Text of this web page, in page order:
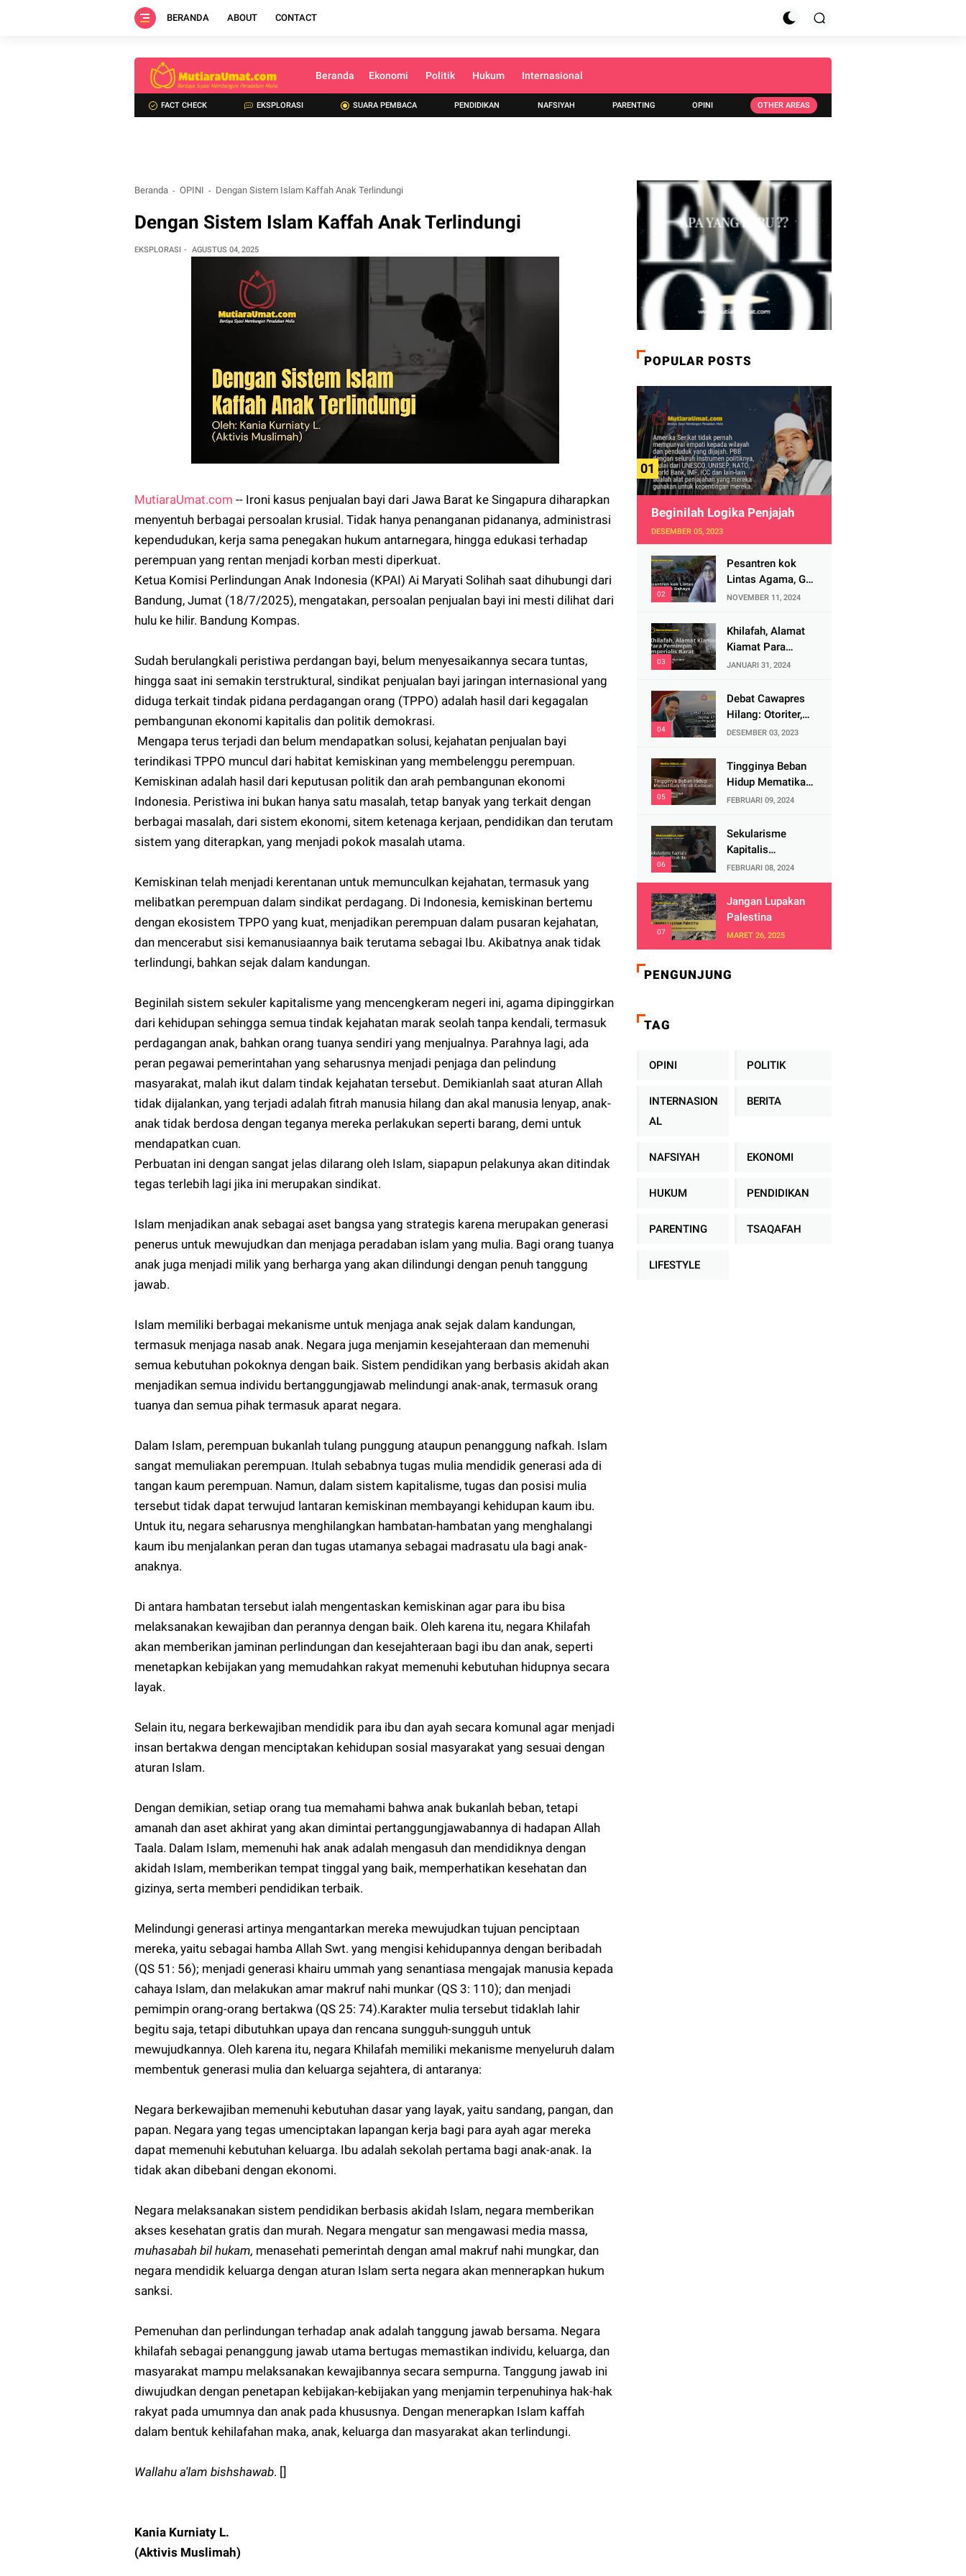
BERANDA ABOUT CONTACT
Beranda Ekonomi Politik Hukum Internasional
FACT CHECK EKSPLORASI SUARA PEMBACA PENDIDIKAN NAFSIYAH PARENTING OPINI OTHER AREAS
Beranda OPINI Dengan Sistem Islam Kaffah Anak Terlindungi
Dengan Sistem Islam Kaffah Anak Terlindungi
EKSPLORASI AGUSTUS 04, 2025
MutiaraUmat.com -- Ironi kasus penjualan bayi dari Jawa Barat ke Singapura diharapkan
menyentuh berbagai persoalan krusial. Tidak hanya penanganan pidananya, administrasi
kependudukan, kerja sama penegakan hukum antarnegara, hingga edukasi terhadap
perempuan yang rentan menjadi korban mesti diperkuat.
Ketua Komisi Perlindungan Anak Indonesia (KPAI) Ai Maryati Solihah saat dihubungi dari
Bandung, Jumat (18/7/2025), mengatakan, persoalan penjualan bayi ini mesti dilihat dari
hulu ke hilir. Bandung Kompas.
Sudah berulangkali peristiwa perdangan bayi, belum menyesaikannya secara tuntas,
hingga saat ini semakin terstruktural, sindikat penjualan bayi jaringan internasional yang
diduga terkait tindak pidana perdagangan orang (TPPO) adalah hasil dari kegagalan
pembangunan ekonomi kapitalis dan politik demokrasi.
Mengapa terus terjadi dan belum mendapatkan solusi, kejahatan penjualan bayi
terindikasi TPPO muncul dari habitat kemiskinan yang membelenggu perempuan.
Kemiskinan adalah hasil dari keputusan politik dan arah pembangunan ekonomi
Indonesia. Peristiwa ini bukan hanya satu masalah, tetap banyak yang terkait dengan
berbagai masalah, dari sistem ekonomi, sitem ketenaga kerjaan, pendidikan dan terutam
sistem yang diterapkan, yang menjadi pokok masalah utama.
Kemiskinan telah menjadi kerentanan untuk memunculkan kejahatan, termasuk yang
melibatkan perempuan dalam sindikat perdagang. Di Indonesia, kemiskinan bertemu
dengan ekosistem TPPO yang kuat, menjadikan perempuan dalam pusaran kejahatan,
dan mencerabut sisi kemanusiaannya baik terutama sebagai Ibu. Akibatnya anak tidak
terlindungi, bahkan sejak dalam kandungan.
Beginilah sistem sekuler kapitalisme yang mencengkeram negeri ini, agama dipinggirkan
dari kehidupan sehingga semua tindak kejahatan marak seolah tanpa kendali, termasuk
perdagangan anak, bahkan orang tuanya sendiri yang menjualnya. Parahnya lagi, ada
peran pegawai pemerintahan yang seharusnya menjadi penjaga dan pelindung
masyarakat, malah ikut dalam tindak kejahatan tersebut. Demikianlah saat aturan Allah
tidak dijalankan, yang terjadi adalah fitrah manusia hilang dan akal manusia lenyap, anak-
anak tidak berdosa dengan teganya mereka perlakukan seperti barang, demi untuk
mendapatkan cuan.
Perbuatan ini dengan sangat jelas dilarang oleh Islam, siapapun pelakunya akan ditindak
tegas terlebih lagi jika ini merupakan sindikat.
Islam menjadikan anak sebagai aset bangsa yang strategis karena merupakan generasi
penerus untuk mewujudkan dan menjaga peradaban islam yang mulia. Bagi orang tuanya
anak juga menjadi milik yang berharga yang akan dilindungi dengan penuh tanggung
jawab.
Islam memiliki berbagai mekanisme untuk menjaga anak sejak dalam kandungan,
termasuk menjaga nasab anak. Negara juga menjamin kesejahteraan dan memenuhi
semua kebutuhan pokoknya dengan baik. Sistem pendidikan yang berbasis akidah akan
menjadikan semua individu bertanggungjawab melindungi anak-anak, termasuk orang
tuanya dan semua pihak termasuk aparat negara.
Dalam Islam, perempuan bukanlah tulang punggung ataupun penanggung nafkah. Islam
sangat memuliakan perempuan. Itulah sebabnya tugas mulia mendidik generasi ada di
tangan kaum perempuan. Namun, dalam sistem kapitalisme, tugas dan posisi mulia
tersebut tidak dapat terwujud lantaran kemiskinan membayangi kehidupan kaum ibu.
Untuk itu, negara seharusnya menghilangkan hambatan-hambatan yang menghalangi
kaum ibu menjalankan peran dan tugas utamanya sebagai madrasatu ula bagi anak-
anaknya.
Di antara hambatan tersebut ialah mengentaskan kemiskinan agar para ibu bisa
melaksanakan kewajiban dan perannya dengan baik. Oleh karena itu, negara Khilafah
akan memberikan jaminan perlindungan dan kesejahteraan bagi ibu dan anak, seperti
menetapkan kebijakan yang memudahkan rakyat memenuhi kebutuhan hidupnya secara
layak.
Selain itu, negara berkewajiban mendidik para ibu dan ayah secara komunal agar menjadi
insan bertakwa dengan menciptakan kehidupan sosial masyarakat yang sesuai dengan
aturan Islam.
Dengan demikian, setiap orang tua memahami bahwa anak bukanlah beban, tetapi
amanah dan aset akhirat yang akan dimintai pertanggungjawabannya di hadapan Allah
Taala. Dalam Islam, memenuhi hak anak adalah mengasuh dan mendidiknya dengan
akidah Islam, memberikan tempat tinggal yang baik, memperhatikan kesehatan dan
gizinya, serta memberi pendidikan terbaik.
Melindungi generasi artinya mengantarkan mereka mewujudkan tujuan penciptaan
mereka, yaitu sebagai hamba Allah Swt. yang mengisi kehidupannya dengan beribadah
(QS 51: 56); menjadi generasi khairu ummah yang senantiasa mengajak manusia kepada
cahaya Islam, dan melakukan amar makruf nahi munkar (QS 3: 110); dan menjadi
pemimpin orang-orang bertakwa (QS 25: 74).Karakter mulia tersebut tidaklah lahir
begitu saja, tetapi dibutuhkan upaya dan rencana sungguh-sungguh untuk
mewujudkannya. Oleh karena itu, negara Khilafah memiliki mekanisme menyeluruh dalam
membentuk generasi mulia dan keluarga sejahtera, di antaranya:
Negara berkewajiban memenuhi kebutuhan dasar yang layak, yaitu sandang, pangan, dan
papan. Negara yang tegas umenciptakan lapangan kerja bagi para ayah agar mereka
dapat memenuhi kebutuhan keluarga. Ibu adalah sekolah pertama bagi anak-anak. Ia
tidak akan dibebani dengan ekonomi.
Negara melaksanakan sistem pendidikan berbasis akidah Islam, negara memberikan
akses kesehatan gratis dan murah. Negara mengatur san mengawasi media massa,
muhasabah bil hukam, menasehati pemerintah dengan amal makruf nahi mungkar, dan
negara mendidik keluarga dengan aturan Islam serta negara akan mennerapkan hukum
sanksi.
Pemenuhan dan perlindungan terhadap anak adalah tanggung jawab bersama. Negara
khilafah sebagai penanggung jawab utama bertugas memastikan individu, keluarga, dan
masyarakat mampu melaksanakan kewajibannya secara sempurna. Tanggung jawab ini
diwujudkan dengan penetapan kebijakan-kebijakan yang menjamin terpenuhinya hak-hak
rakyat pada umumnya dan anak pada khususnya. Dengan menerapkan Islam kaffah
dalam bentuk kehilafahan maka, anak, keluarga dan masyarakat akan terlindungi.
Wallahu a'lam bishshawab. []
Kania Kurniaty L.
(Aktivis Muslimah)
POPULAR POSTS
Beginilah Logika Penjajah
DESEMBER 05, 2023
Pesantren kok
Lintas Agama, Ga
Bahaya Tah?
NOVEMBER 11, 2024
Khilafah, Alamat
Kiamat Para
Pemimpin
JANUARI 31, 2024
Debat Cawapres
Hilang: Otoriter,
KPU Pengawal
Demokrasi?
DESEMBER 03, 2023
Tingginya Beban
Hidup Mematikan
Fitrah Keibuan
FEBRUARI 09, 2024
Sekularisme
Kapitalis
Mematikan Fitrah
Ibu
FEBRUARI 08, 2024
Jangan Lupakan
Palestina
MARET 26, 2025
PENGUNJUNG
TAG
OPINI POLITIK
INTERNASION
AL
BERITA
NAFSIYAH EKONOMI
HUKUM PENDIDIKAN
PARENTING TSAQAFAH
LIFESTYLE